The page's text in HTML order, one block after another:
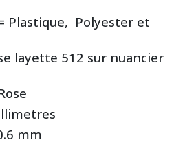
Plastique, Polyester et
layette 512 sur nuancier
mm